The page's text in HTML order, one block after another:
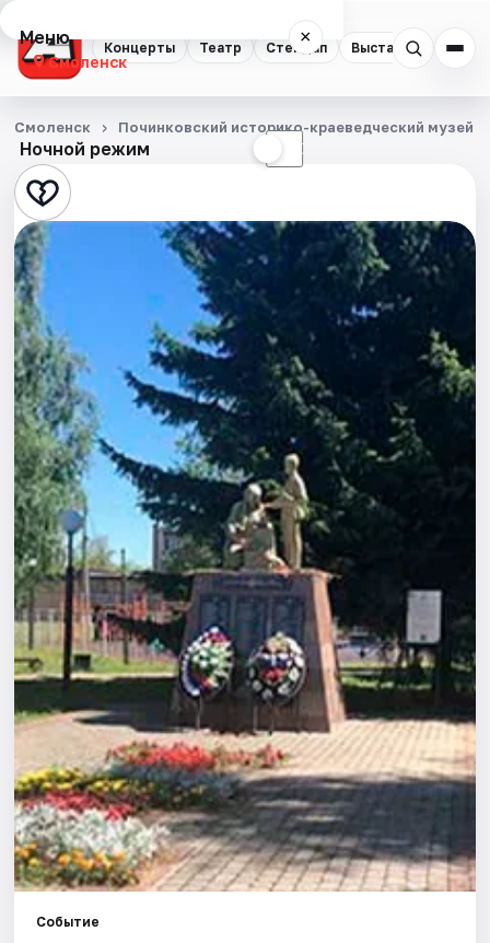
Концерты Театр Стендап Выставки
Меню ×
Смоленск
Концерты
Театр
Стендап
Выставки
Экскурсии
Спорт
События
Города
Площадки
Артисты
Рейтинги
Ночной режим ☾
Смоленск Починковский историко-краеведческий музей
Событие